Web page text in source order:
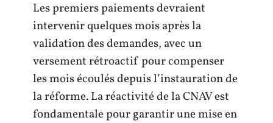
Les premiers paiements devraient
intervenir quelques mois après la
validation des demandes, avec un
versement rétroactif pour compenser
les mois écoulés depuis l’instauration de
la réforme. La réactivité de la CNAV est
fondamentale pour garantir une mise en